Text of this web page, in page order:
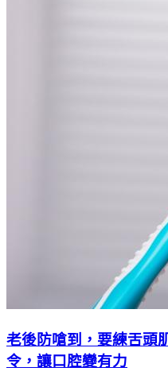
老後防嗆到，要練舌頭
令，讓口腔變有力